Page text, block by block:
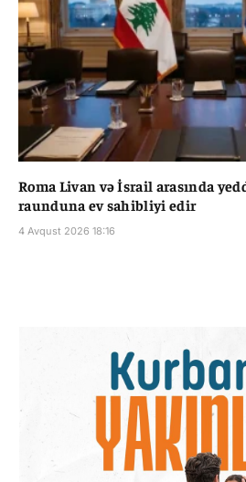
Roma Livan və İsrail arasında
raunduna ev sahibliyi edir
4 Avqust 2026 18:16